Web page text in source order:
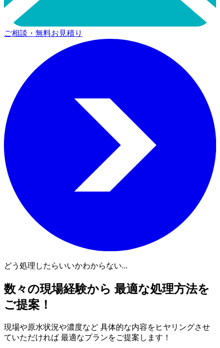
ご相談・無料お見積り
どう処理したらいいかわからない...
数々の現場経験から 最適な処理方法を
ご提案！
現場や原水状況や濃度など 具体的な内容をヒヤリングさせ
ていただければ 最適なプランをご提案します！